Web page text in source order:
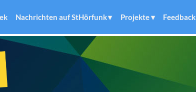
Nachrichten auf StHörfunk Projekte Feedback